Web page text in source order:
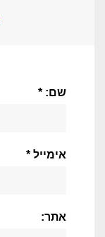
שם: *
אימייל *
אתר: